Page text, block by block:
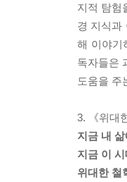
지적 탐험
경 지식과
해 이야기
독자들은
도움을 주
3. 《위대
지금 내
지금 이
위대한 철